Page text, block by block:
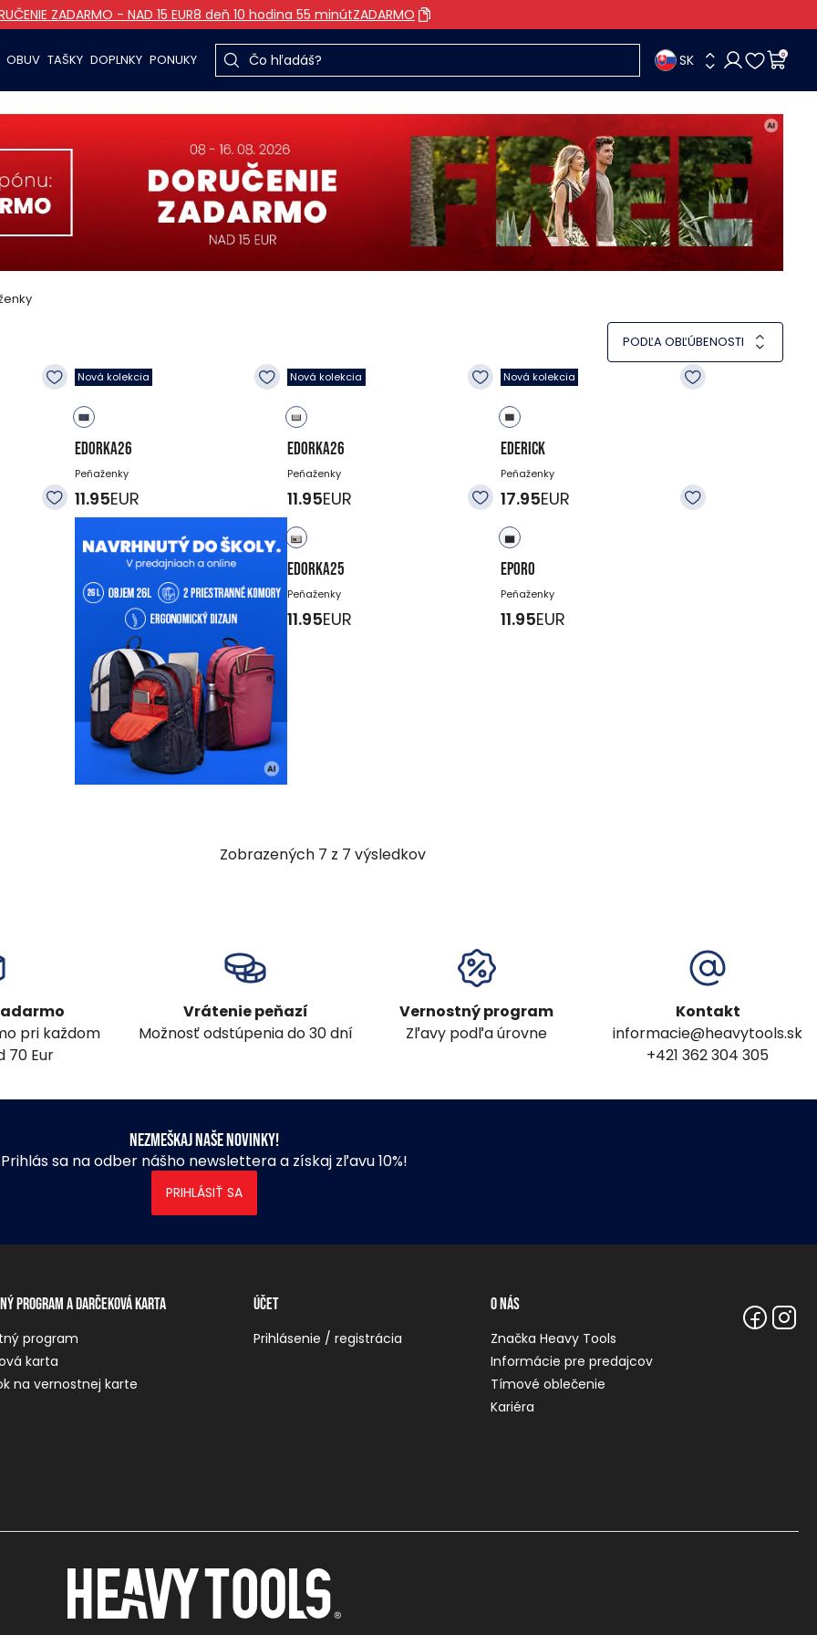
ZADARMO - NAD 15 EUR8 deň 10 hodina 55 minútZADARMO
OBUV TAŠKY DOPLNKY PONUKY SK 0
PODĽA OBĽÚBENOSTI
Nová kolekcia
EDORKA26
Peňaženky
11.95EUR
Nová kolekcia
EDORKA26
Peňaženky
11.95EUR
Nová kolekcia
EDERICK
Peňaženky
17.95EUR
EDORKA25
Peňaženky
11.95EUR
EPORO
Peňaženky
11.95EUR
Zobrazených 7 z 7 výsledkov
pri každom
70 Eur
Vrátenie peňazí
Možnosť odstúpenia do 30 dní
Vernostný program
Zľavy podľa úrovne
Kontakt
informacie@heavytools.sk
+421 362 304 305
Nezmeškaj naše novinky!
Prihlás sa na odber nášho newslettera a získaj zľavu 10%!
PRIHLÁSIŤ SA
program a darčeková karta
program
karta
na vernostnej karte
Účet
Prihlásenie / registrácia
O nás
Značka Heavy Tools
Informácie pre predajcov
Tímové oblečenie
Kariéra